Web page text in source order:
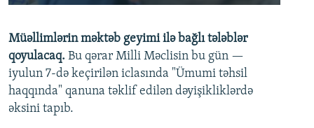
360p
480p
720p
Müəllimlərin məktəb geyimi ilə bağlı tələblər
qoyulacaq. Bu qərar Milli Məclisin bu gün —
iyulun 7-də keçirilən iclasında "Ümumi təhsil
haqqında" qanuna təklif edilən dəyişikliklərdə
əksini tapıb.